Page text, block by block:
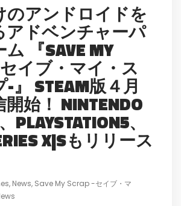
のアンドロイドを
アドベンチャーパ
『SAVE MY
イブ・マイ・ス
』 STEAM版４月
始！ NINTENDO
PLAYSTATION5、
X|Sもリリース
, News, Save My Scrap -セイブ・マ